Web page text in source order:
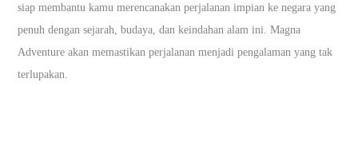
siap membantu kamu merencanakan perjalanan impian ke negara yang
penuh dengan sejarah, budaya, dan keindahan alam ini. Magna
Adventure akan memastikan perjalanan menjadi pengalaman yang tak
terlupakan.